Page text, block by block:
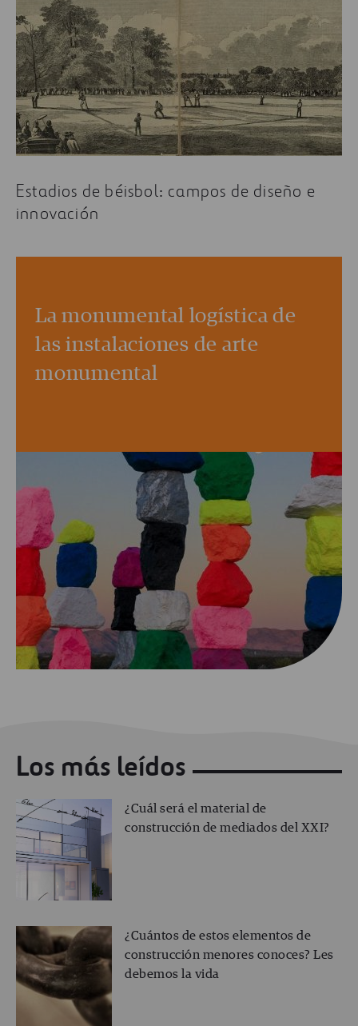
Estadios de béisbol: campos de diseño e
innovación
La monumental logística de
las instalaciones de arte
monumental
Los más leídos
¿Cuál será el material de
construcción de mediados del XXI?
¿Cuántos de estos elementos de
construcción menores conoces? Les
debemos la vida